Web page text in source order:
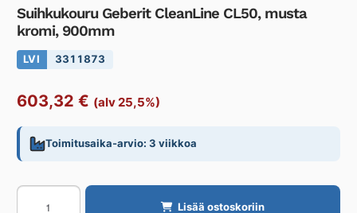
Suihkukouru Geberit CleanLine CL50, musta
kromi, 900mm
LVI 3311873
603,32 € (alv 25,5%)
Toimitusaika-arvio: 3 viikkoa
Suihkukouru
Lisää ostoskoriin